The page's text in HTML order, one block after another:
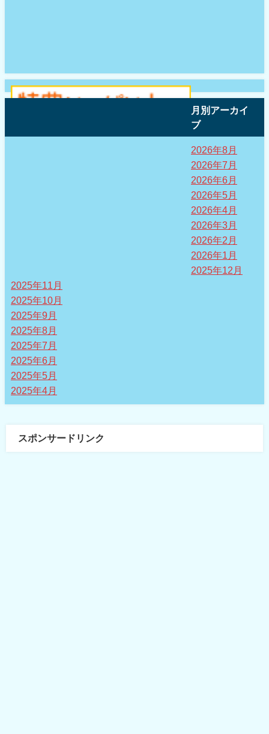
月別アーカイ
ブ
2026年8月
2026年7月
2026年6月
2026年5月
2026年4月
2026年3月
2026年2月
2026年1月
2025年12月
2025年11月
2025年10月
2025年9月
2025年8月
2025年7月
2025年6月
2025年5月
2025年4月
スポンサードリンク